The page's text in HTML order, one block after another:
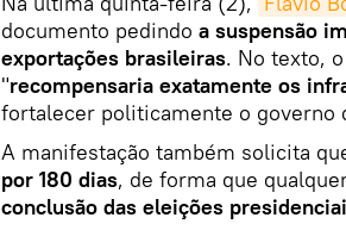
documento pedindo a suspensão
exportações brasileiras. No texto,
"recompensaria exatamente os
fortalecer politicamente o governo
A manifestação também solicita
por 180 dias, de forma que
conclusão das eleições